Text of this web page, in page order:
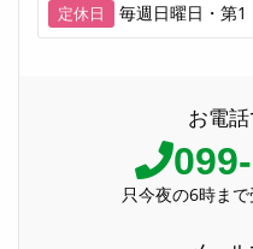
定休日 毎週日曜日・第1
お電
只今夜の6時まで